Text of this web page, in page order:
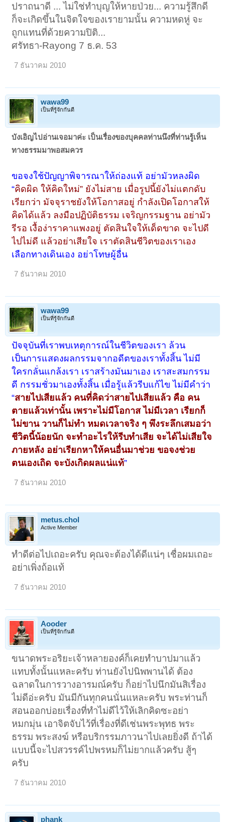
ปราถนาดี ... ไม่ใช่ทำบุญให้หายป่วย... ความรู้สึกดี
ก็จะเกิดขึ้นในจิตใจของเรายามนั้น ความหดหู่ จะ
ถูกแทนที่ด้วยความปิติ...
ศรัทธา-Rayong 7 ธ.ค. 53
7 ธันวาคม 2010
wawa99
เป็นที่รู้จักกันดี
บังเอิญไปอ่านเจอมาค่ะ เป็นเรื่องของบุคคลท่านนึงที่ท่านรู้เห็น
ทางธรรมมาพอสมควร
ขอจงใช้ปัญญาพิจารณาให้ถ่องแท้ อย่ามัวหลงผิด
“คิดผิด ให้คิดใหม่” ยังไม่สาย เมื่อรูปนี้ยังไม่แตกดับ
เรียกว่า มัจจุราชยังให้โอกาสอยู่ กำลังเปิดโอกาสให้
คิดได้แล้ว ลงมือปฏิบัติธรรม เจริญกรรมฐาน อย่ามัว
รีรอ เงื้อง่าราคาแพงอยู่ ตัดสินใจให้เด็ดขาด จะไปดี
ไปไม่ดี แล้วอย่าเสียใจ เราตัดสินชีวิตของเราเอง
เลือกทางเดินเอง อย่าโทษผู้อื่น
7 ธันวาคม 2010
wawa99
เป็นที่รู้จักกันดี
ปัจจุบันที่เราพบเหตุการณ์ในชีวิตของเรา ล้วน
เป็นการแสดงผลกรรมจากอดีตของเราทั้งสิ้น ไม่มี
ใครกลั่นแกล้งเรา เราสร้างมันมาเอง เราสะสมกรรม
ดี กรรมชั่วมาเองทั้งสิ้น เมื่อรู้แล้วรีบแก้ไข ไม่มีคำว่า
“สายไปเสียแล้ว คนที่คิดว่าสายไปเสียแล้ว คือ คน
ตายแล้วเท่านั้น เพราะไม่มีโอกาส ไม่มีเวลา เรียกก็
ไม่ขาน วานก็ไม่ทำ หมดเวลาจริง ๆ พึงระลึกเสมอว่า
ชีวิตนี้น้อยนัก จะทำอะไรให้รีบทำเสีย จะได้ไม่เสียใจ
ภายหลัง อย่าเรียกหาให้คนอื่นมาช่วย ขอจงช่วย
ตนเองเถิด จะบังเกิดผลแน่แท้”
7 ธันวาคม 2010
metus.chol
Active Member
ทำดีต่อไปเถอะครับ คุณจะต้องได้ดีแน่ๆ เชื่อผมเถอะ
อย่าเพิ่งถ้อแท้
7 ธันวาคม 2010
Aooder
เป็นที่รู้จักกันดี
ขนาดพระอริยะเจ้าหลายองค์ก็เคยทำบาปมาแล้ว
แทบทั้งนั้นแหละครับ ท่านยังไปนิพพานได้ ต้อง
ฉลาดในการวางอารมณ์ครับ ก็อย่าไปนึกมันสิเรื่อง
ไม่ดีอ่ะครับ มันมีกันทุกคนนั่นแหละครับ พระท่านก็
สอนออกบ่อยเรื่องที่ทำไม่ดีไว้ให้เลิกคิดซะอย่า
หมกมุ่น เอาจิตจับไว้ที่เรื่องที่ดีเช่นพระพุทธ พระ
ธรรม พระสงฆ์ หรือบริกรรมภาวนาไปเลยยิ่งดี ถ้าได้
แบบนี้จะไปสวรรค์ไปพรหมก็ไม่ยากแล้วครับ สู้ๆ
ครับ
7 ธันวาคม 2010
phank
< ย้อนกลับ 1 2